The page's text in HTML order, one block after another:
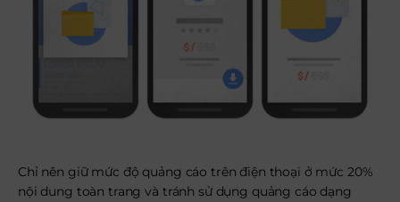
Chỉ nên giữ mức độ quảng cáo trên điện thoại ở mức 20%
nội dung toàn trang và tránh sử dụng quảng cáo dạng